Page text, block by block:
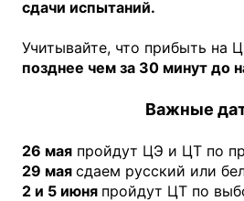
сдачи испытаний.
Учитывайте, что прибыть на
позднее чем за 30 минут до
Важные
26 мая пройдут ЦЭ и ЦТ по
29 мая сдаем русский или
2 и 5 июня пройдут ЦТ по